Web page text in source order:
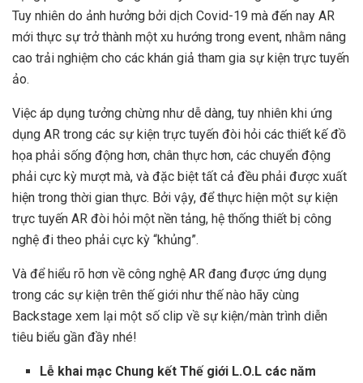
Tuy nhiên do ảnh hưởng bởi dịch Covid-19 mà đến nay AR
mới thực sự trở thành một xu hướng trong event, nhằm nâng
cao trải nghiệm cho các khán giả tham gia sự kiện trực tuyến
ảo.
Việc áp dụng tưởng chừng như dễ dàng, tuy nhiên khi ứng
dụng AR trong các sự kiện trực tuyến đòi hỏi các thiết kế đồ
họa phải sống động hơn, chân thực hơn, các chuyển động
phải cực kỳ mượt mà, và đặc biệt tất cả đều phải được xuất
hiện trong thời gian thực. Bởi vậy, để thực hiện một sự kiện
trực tuyến AR đòi hỏi một nền tảng, hệ thống thiết bị công
nghệ đi theo phải cực kỳ “khủng”.
Và để hiểu rõ hơn về công nghệ AR đang được ứng dụng
trong các sự kiện trên thế giới như thế nào hãy cùng
Backstage xem lại một số clip về sự kiện/màn trình diễn
tiêu biểu gần đầy nhé!
Lễ khai mạc Chung kết Thế giới L.O.L các năm